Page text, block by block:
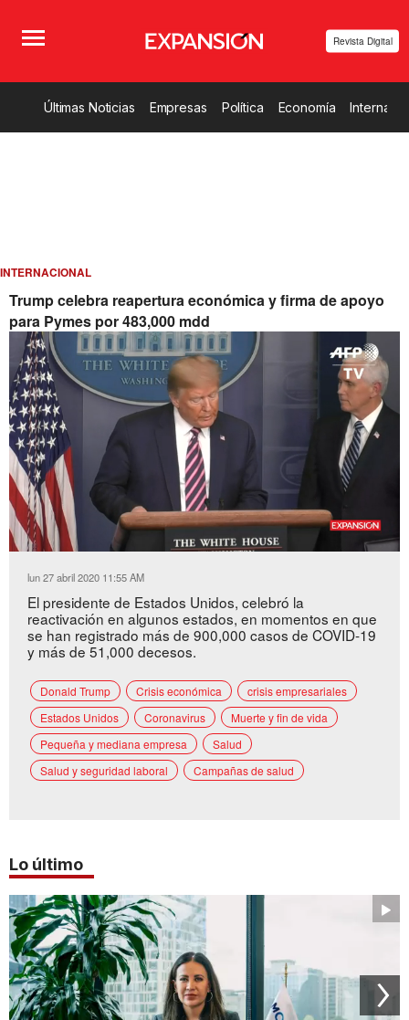
Revista Digital
Últimas Noticias Empresas Política Economía
INTERNACIONAL
Trump celebra reapertura económica y firma de apoyo
para Pymes por 483,000 mdd
Unmute
:
52.47%
lun 27 abril 2020 11:55 AM
El presidente de Estados Unidos, celebró la
reactivación en algunos estados, en momentos en que
se han registrado más de 900,000 casos de COVID-19
y más de 51,000 decesos.
Donald Trump Crisis económica
crisis empresariales
Estados Unidos
Coronavirus
Muerte y fin de vida
Pequeña y mediana empresa
Salud
Salud y seguridad laboral
Campañas de salud
Lo último